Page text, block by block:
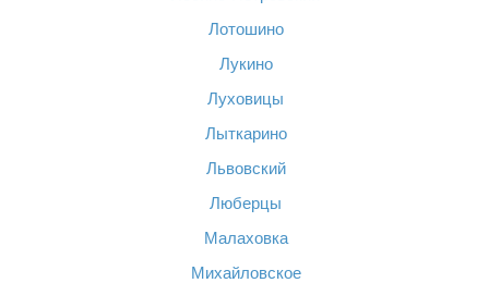
Лотошино
Лукино
Луховицы
Лыткарино
Львовский
Люберцы
Малаховка
Михайловское